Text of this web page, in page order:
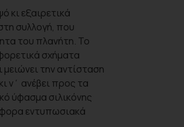
κι εξαιρετικά
συλλογή, που
του πλανήτη. Το
σχήματα
την αντίσταση
ν΄ ανέβει προς τα
ύφασμα σιλικόνης
εντυπωσιακά